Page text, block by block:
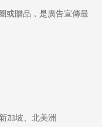
或贈品，是廣告宣傳最
加坡、北美洲